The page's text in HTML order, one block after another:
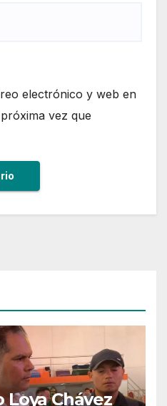
electrónico y web en
vez que
Chávez